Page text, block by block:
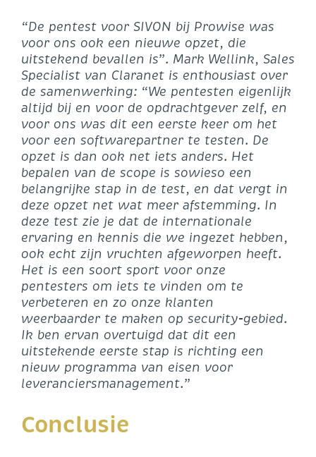
“De pentest voor SIVON bij Prowise was
voor ons ook een nieuwe opzet, die
uitstekend bevallen is”. Mark Wellink, Sales
Specialist van Claranet is enthousiast over
de samenwerking: “We pentesten eigenlijk
altijd bij en voor de opdrachtgever zelf, en
voor ons was dit een eerste keer om het
voor een softwarepartner te testen. De
opzet is dan ook net iets anders. Het
bepalen van de scope is sowieso een
belangrijke stap in de test, en dat vergt in
deze opzet net wat meer afstemming. In
deze test zie je dat de internationale
ervaring en kennis die we ingezet hebben,
ook echt zijn vruchten afgeworpen heeft.
Het is een soort sport voor onze
pentesters om iets te vinden om te
verbeteren en zo onze klanten
weerbaarder te maken op security-gebied.
Ik ben ervan overtuigd dat dit een
uitstekende eerste stap is richting een
nieuw programma van eisen voor
leveranciersmanagement.”
Conclusie